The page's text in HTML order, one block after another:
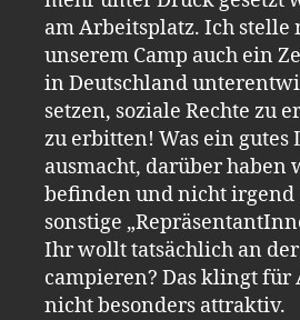
am Arbeitsplatz. Ich stelle
unserem Camp auch ein
in Deutschland
setzen, soziale Rechte zu
zu erbitten! Was ein gutes
ausmacht, darüber haben
befinden und nicht irgend
sonstige
Ihr wollt tatsächlich an der
campieren? Das klingt für
nicht besonders attraktiv.